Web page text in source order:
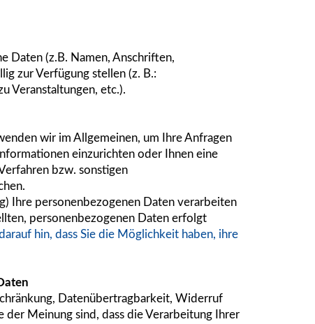
Daten (z.B. Namen, Anschriften,
zur Verfügung stellen (z. B.:
Veranstaltungen, etc.).
wir im Allgemeinen, um Ihre Anfragen
einzurichten oder Ihnen eine
bzw. sonstigen
Ihre personenbezogenen Daten verarbeiten
personenbezogenen Daten erfolgt
hin, dass Sie die Möglichkeit haben, ihre
Datenübertragbarkeit, Widerruf
Meinung sind, dass die Verarbeitung Ihrer